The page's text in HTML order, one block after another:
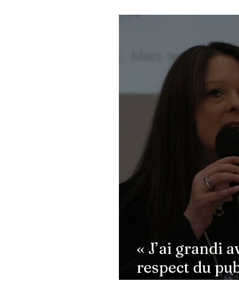
“J’ai cru que j’allais
Alexandra Lamy se livre
une nuit terrifiante
« J’ai grandi
respect du